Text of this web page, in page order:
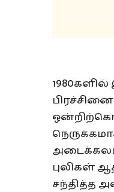
அடைக்கலம்
புலிகள்
சந்தித்த